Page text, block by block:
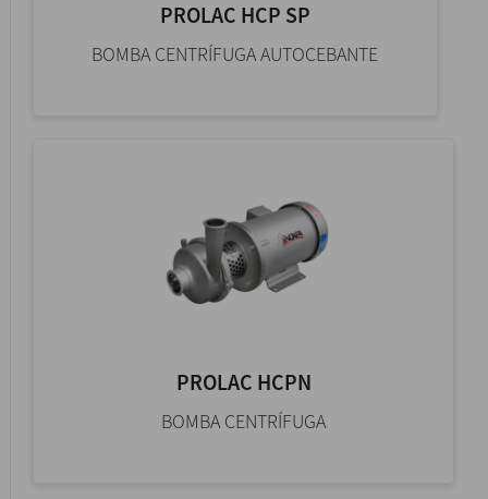
PROLAC HCP SP
BOMBA СENTRÍFUGA AUTOCEBANTE
PROLAC HCPN
BOMBA CENTRÍFUGA